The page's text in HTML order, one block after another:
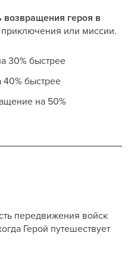
возвращения героя в
или миссии.
30% быстрее
быстрее
на 50%
передвижения войск
Герой путешествует